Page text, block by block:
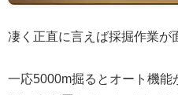
凄く正直に言えば採掘作業が
一応5000m掘るとオート機